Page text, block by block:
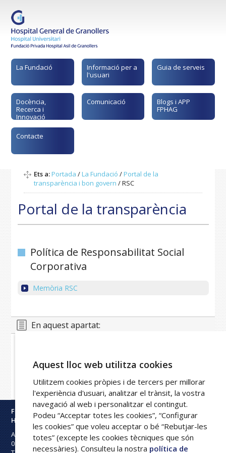
La Fundació
Informació per a
l'usuari
Guia de serveis
Docència,
Recerca i
Innovació
Comunicació
Blogs i APP
FPHAG
Contacte
Ets a:Portada /La Fundació /Portal de la
transparència i bon govern /RSC
Portal de la transparència
Política de Responsabilitat Social
Corporativa
Memòria RSC
En aquest apartat:
Informació econòmica
Política de Responsabilitat Social Corporativa
Fundació Privada
Hospital Asil de Granollers
Avinguda Francesc Ribas s/n
08402
Granollers
Aquest lloc web utilitza cookies
Utilitzem cookies pròpies i de tercers per millorar
l'experiència d'usuari, analitzar el trànsit, la vostra
navegació al web i personalitzar el contingut.
Podeu “Acceptar totes les cookies”, “Configurar
les cookies” que voleu acceptar o bé “Rebutjar-les
totes” (excepte les cookies tècniques que són
necessàries). Consulteu la nostra política de